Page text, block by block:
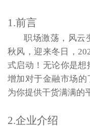
1.前言
职场激荡，风云
秋风，迎来冬日，
式启动！无论你是想
增加对于金融市场的
为你提供干货满满的
2.企业介绍